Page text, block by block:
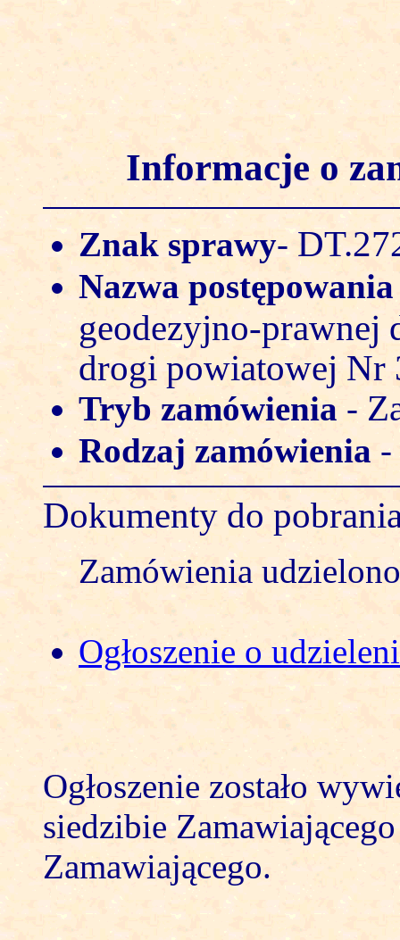
Informacje o
Znak sprawy-
Nazwa
geodezyjno-prawnej
drogi powiatowej Nr
Tryb zamówienia -
Rodzaj zamówienia -
Dokumenty do
Zamówienia
Ogłoszenie o
Ogłoszenie zostało
siedzibie
Zamawiającego.